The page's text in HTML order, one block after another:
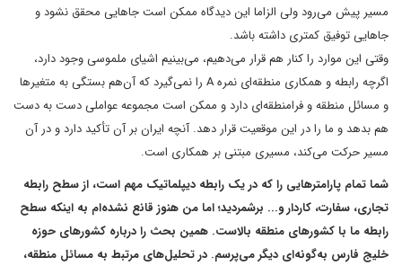
مسیر پیش می‌رود‌ ولی الزاما این دیدگاه ممکن است جاهایی محقق نشود و
جاهایی توفیق کمتری داشته باشد.
وقتی این موارد را کنار هم قرار می‌دهیم، می‌بینیم اشیای ملموسی وجود دارد،
اگر‌چه رابطه و همکاری منطقه‌ای نمره A را نمی‌گیرد که آن‌هم بستگی به متغیرها
و مسائل منطقه و فرامنطقه‌ای دارد و ممکن است مجموعه عواملی دست به دست
هم بدهد و ما را در این موقعیت قرار دهد. آنچه ایران بر آن تأکید دارد و در آن
مسیر حرکت می‌کند، مسیری مبتنی بر همکاری است.
شما تمام پارامترهایی را که در یک رابطه دیپلماتیک مهم است، از سطح رابطه
تجاری، سفارت، کاردار و... برشمردید؛ اما من هنوز قانع نشده‌ام به اینکه سطح
رابطه ما با کشورهای منطقه بالاست. همین بحث را درباره کشورهای حوزه
خلیج فارس به‌گونه‌ای دیگر می‌پرسم. در تحلیل‌های مرتبط به مسائل منطقه،